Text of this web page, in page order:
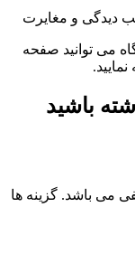
دیدگی و مغایرت
می توانید صفحه
باشید
می باشد. گزینه ها